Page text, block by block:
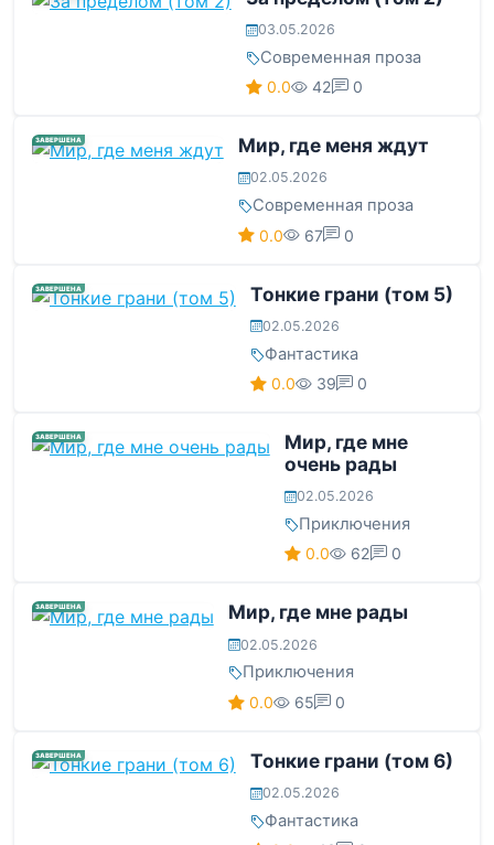
03.05.2026
Современная проза
0.0 42 0
ЗАВЕРШЕНА Мир, где меня ждут
02.05.2026
Современная проза
0.0 67 0
ЗАВЕРШЕНА Тонкие грани (том 5)
02.05.2026
Фантастика
0.0 39 0
ЗАВЕРШЕНА
Мир, где мне
очень рады
02.05.2026
Приключения
0.0 62 0
ЗАВЕРШЕНА Мир, где мне рады
02.05.2026
Приключения
0.0 65 0
ЗАВЕРШЕНА Тонкие грани (том 6)
02.05.2026
Фантастика